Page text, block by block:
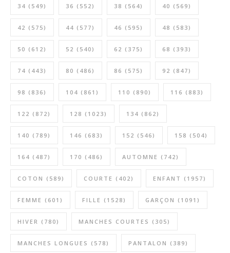
34 (549) 36 (552) 38 (564) 40 (569)
42 (575) 44 (577) 46 (595) 48 (583)
50 (612) 52 (540) 62 (375) 68 (393)
74 (443) 80 (486) 86 (575) 92 (847)
98 (836) 104 (861) 110 (890) 116 (883)
122 (872) 128 (1023) 134 (862)
140 (789) 146 (683) 152 (546) 158 (504)
164 (487) 170 (486) AUTOMNE (742)
COTON (589) COURTE (402) ENFANT (1957)
FEMME (601) FILLE (1528) GARÇON (1091)
HIVER (780) MANCHES COURTES (305)
MANCHES LONGUES (578) PANTALON (389)